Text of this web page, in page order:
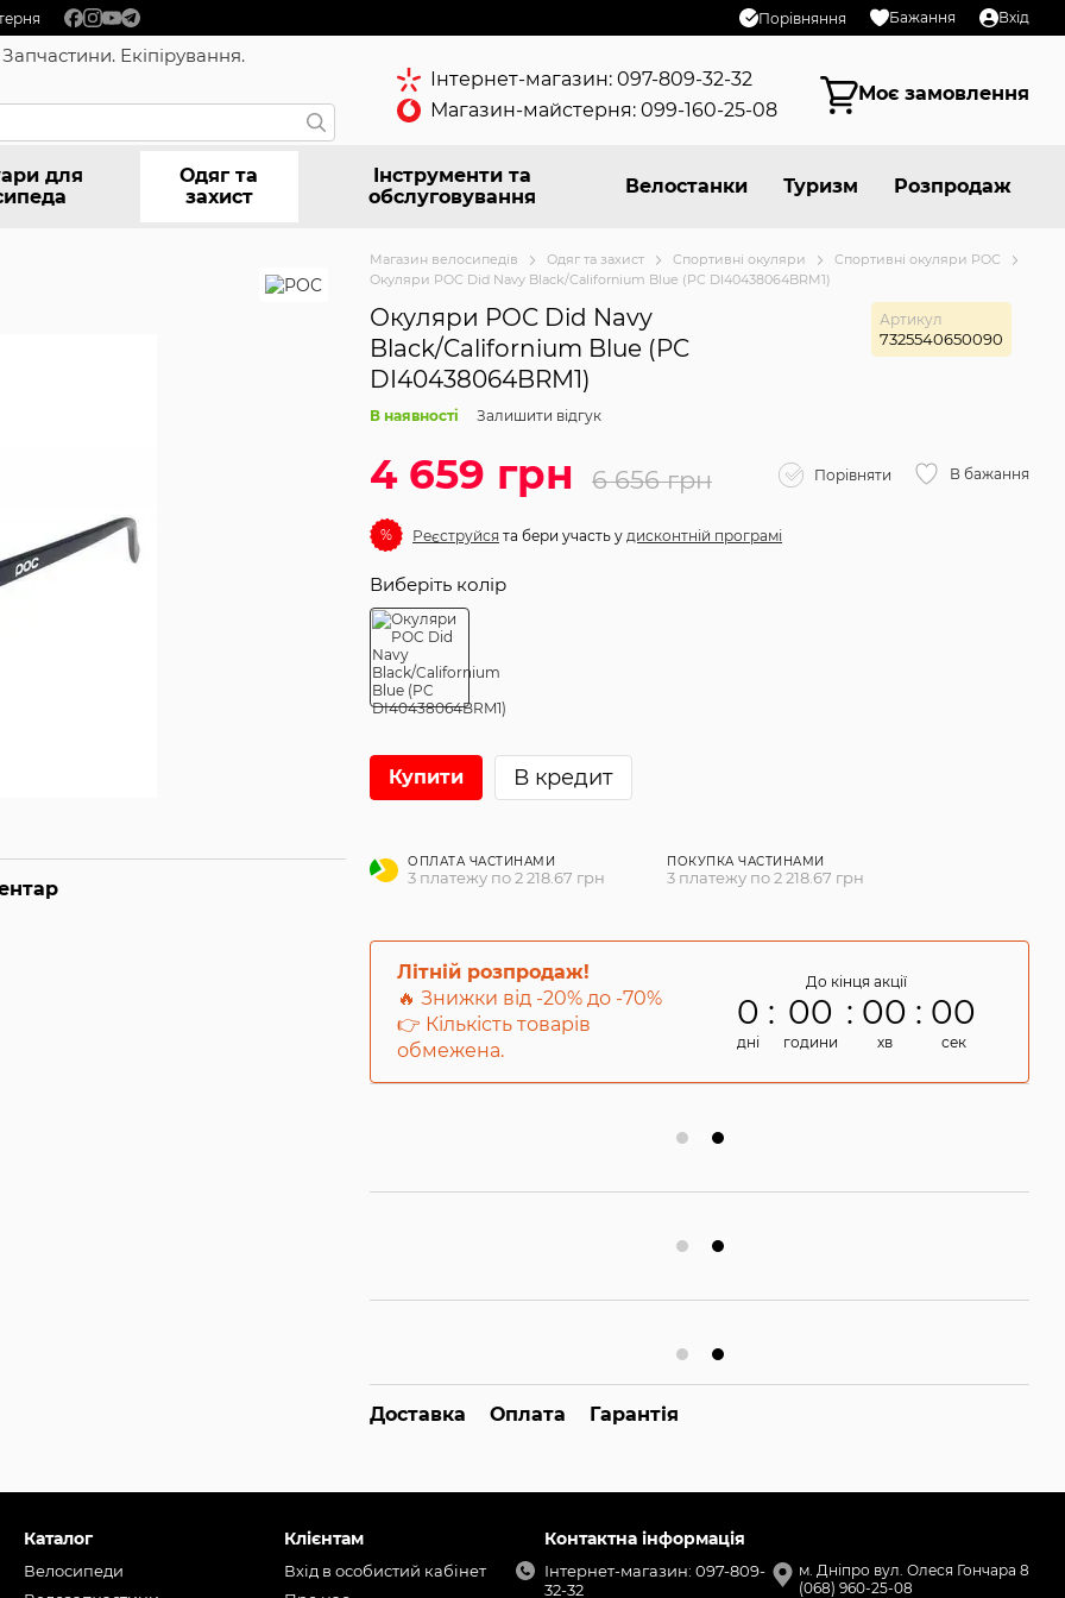
Порівняння Бажання Вхід
Екіпірування.
Інтернет-магазин: 097-809-32-32
Магазин-майстерня: 099-160-25-08
Моє замовлення
для
Одяг та
захист
Інструменти та
обслуговування
Велостанки Туризм Розпродаж
Магазин велосипедів Одяг та захист Спортивні окуляри
Спортивні окуляри POC
Окуляри POC Did Navy Black/Californium Blue (PC DI40438064BRM1)
Окуляри POC Did Navy
Black/Californium Blue (PC
DI40438064BRM1)
Артикул
7325540650090
В наявності Залишити відгук
4 659 грн 6 656 грн Порівняти В бажання
% Реєструйся та бери участь у дисконтній програмі
Виберіть колір
Купити В кредит
ОПЛАТА ЧАСТИНАМИ
3 платежу по 2 218.67 грн
ПОКУПКА ЧАСТИНАМИ
3 платежу по 2 218.67 грн
Літній розпродаж!
🔥 Знижки від -20% до -70%
👉 Кількість товарів
обмежена.
До кінця акції
0
дні
00
години
00
хв
00
сек
Доставка Оплата Гарантія
Каталог
Велосипеди
Клієнтам
Вхід в особистий кабінет
Контактна інформація
Інтернет-магазин: 097-809-
32-32
м. Дніпро вул. Олеся Гончара 8
(068) 960-25-08